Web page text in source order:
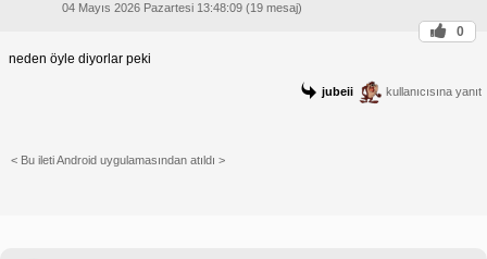
04 Mayıs 2026 Pazartesi 13:48:09 (19 mesaj)
0
neden öyle diyorlar peki
jubeii kullanıcısına yanıt
< Bu ileti Android uygulamasından atıldı >